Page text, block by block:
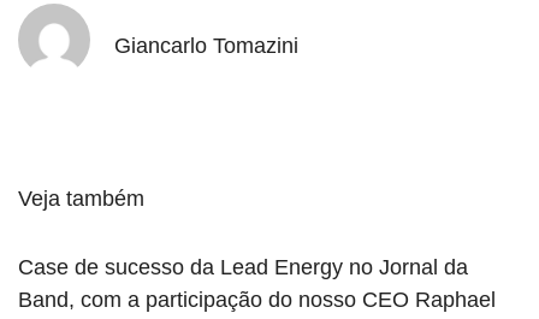
Giancarlo Tomazini
Veja também
Case de sucesso da Lead Energy no Jornal da
Band, com a participação do nosso CEO Raphael